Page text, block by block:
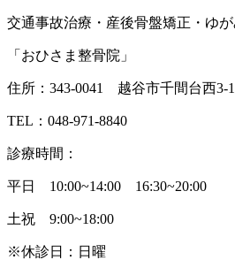
交通事故治療・産後骨盤矯正・ゆ
「おひさま整骨院」
住所：343-0041 越谷市千間台西3-
TEL：048-971-8840
診療時間：
平日 10:00~14:00 16:30~20:00
土祝 9:00~18:00
※休診日：日曜